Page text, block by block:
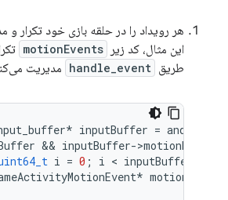
هر رویداد را در حلقه بازی خود تکرار و
این مثال، کد زیر
motionEvents
طریق handle_event مدیریت
* inputBuffer =
&& inputBuffer->
i = 0 ; i < inputBuffer
* motionEvent